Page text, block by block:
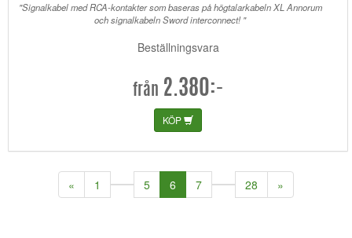
"Signalkabel med RCA-kontakter som baseras på högtalarkabeln XL Annorum
och signalkabeln Sword interconnect! "
Beställningsvara
från 2.380:-
KÖP
« 1 5 6 (current)
7 28 »